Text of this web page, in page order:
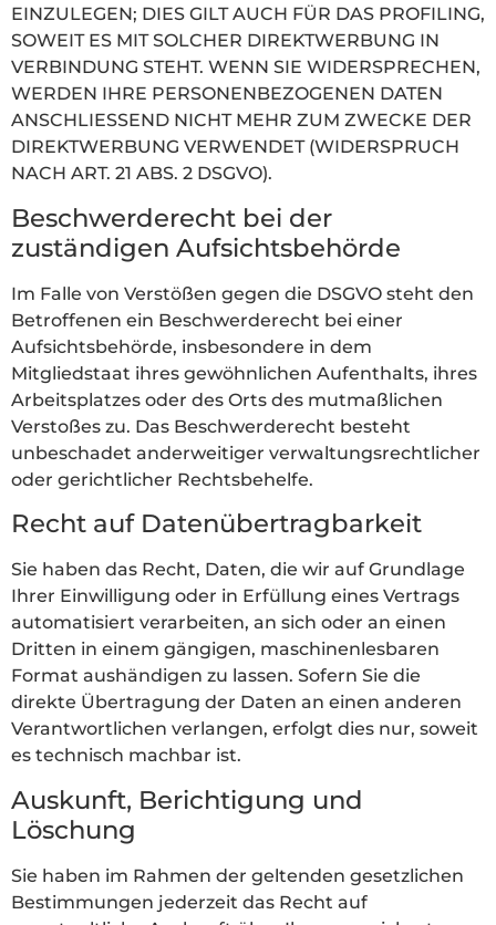
EINZULEGEN; DIES GILT AUCH FÜR DAS PROFILING,
SOWEIT ES MIT SOLCHER DIREKTWERBUNG IN
VERBINDUNG STEHT. WENN SIE WIDERSPRECHEN,
WERDEN IHRE PERSONENBEZOGENEN DATEN
ANSCHLIESSEND NICHT MEHR ZUM ZWECKE DER
DIREKTWERBUNG VERWENDET (WIDERSPRUCH
NACH ART. 21 ABS. 2 DSGVO).
Beschwerde­recht bei der
zuständigen Aufsichts­behörde
Im Falle von Verstößen gegen die DSGVO steht den
Betroffenen ein Beschwerderecht bei einer
Aufsichtsbehörde, insbesondere in dem
Mitgliedstaat ihres gewöhnlichen Aufenthalts, ihres
Arbeitsplatzes oder des Orts des mutmaßlichen
Verstoßes zu. Das Beschwerderecht besteht
unbeschadet anderweitiger verwaltungsrechtlicher
oder gerichtlicher Rechtsbehelfe.
Recht auf Daten­übertrag­barkeit
Sie haben das Recht, Daten, die wir auf Grundlage
Ihrer Einwilligung oder in Erfüllung eines Vertrags
automatisiert verarbeiten, an sich oder an einen
Dritten in einem gängigen, maschinenlesbaren
Format aushändigen zu lassen. Sofern Sie die
direkte Übertragung der Daten an einen anderen
Verantwortlichen verlangen, erfolgt dies nur, soweit
es technisch machbar ist.
Auskunft, Berichtigung und
Löschung
Sie haben im Rahmen der geltenden gesetzlichen
Bestimmungen jederzeit das Recht auf